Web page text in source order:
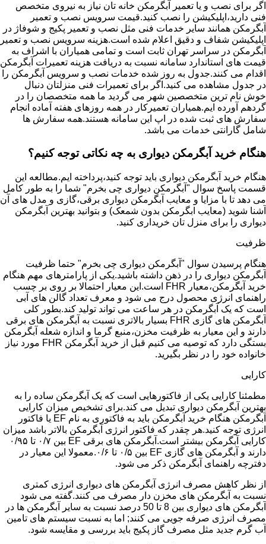
اگر برای نصب و یا تعمیر آبگرمکن خانه تان نیاز به نیروی متخصص
فنی دارید،اپلیکیشن را نصب کنید.قیمت سرویس نصب و تعمیر
آبگرمکن همانند سایر خدمات فنی مثل نصب و تعمیر پکیج و شوفاژ در
اپلیکیشن شفاف و دقیق اعلام شده است.هزینه سرویس نصب و تعمیر
آبگرمکن در سراسر تهران ثابت است و تمامی همیاران با اشراف به
قیمت های استاندارد سامانه نسبت به دریافت هزینه تعمیرات آبگرمکن
اقدام می کنند.جدول به روز شده خدمات نصب و سرویس آبگرمکن را
در جدول مشاهده می کنید.اگر برای تعمیرات فنی منزلتان دنبال
خوش نام ترین متخصصین شهر می گردید ما همه متخصصان را در
گردهم آورده ایم.همیاران تعمیرکار در همه روزهای هفته آماده انجام
سفارش های ثبت شده در اپ این سامانه هستند.همه سفارش ها
شامل گارانتی خدمات می باشد.
هنگام خرید آبگرمکن دیواری به چه نکاتی توجه کنیم؟
هنگام خرید آبگرمکن دیواری باید توجه کنید،پرداخته ایم.مطالعه این
قسمت پاسخ سوال "آبگرمکن دیواری چی بخرم" شما را به طور کامل
می دهد تا با مزایا و معایب آبگرمکن دیواری برقی،گازی و مدل های آن
آشنا شوید (معایب ابگرمکن بدون شمعک) و بتوانید بهترین آبگرمکن
دیواری را برای منزل تان خریداری کنید.
ظرفیت
هنگام پرسیدن سوال "آبگرمکن دیواری چی بخرم" حتما ظرفیت
آبگرمکن دیواری را در ذهن داشته باشید.یکی از پارامترهای مهم هنگام
خرید آبگرمکن،معیار FHR است.این معیار احتمالا بر روی بر چسب
راهنمای انرژی محصول درج می شود و معرف تعداد گالن های آبی
است که یک آبگرمکن در هر ساعت می تواند تولید کند.بطور کلی
آبگرمکن های گازی FHR بسیار بالاتری نسبت به آبگرمکن های برقی
دارند و این معیار به ظرفیت مخزن،منبع گرما و اندازه شعله آبگرمکن
بستگی دارد که توصیه می کنیم قبل از خرید آبگرمکن FHR مورد نیاز
خانواده خود را در نظر بگیرید.
کارایی
مطمئنا کارایی یکی از فاکتورهایی است که یک آبگرمکن ساده را به
بهترین آبگرمکن دیواری تبدیل می کند.برای تشخیص میزان کارایی
آبگرمکن هنگام خرید آبگرمکن باید به فاکتوری به نام EF یا فاکتور
انرژی توجه کنید.هر چقدر که فاکتور انرژی آبگرمکن بالاتر باشد میزان
کارایی آبگرمکن بیشتر است.آبگرمکن های برقی EF بین ۰/۷ تا ۰/۹۵
دارند و آبگرمکن های گازی EF بین ۰/۵ تا ۰/۶.معمولا این معیار در
دفترچه راهنمای آبگرمکن ذکر می شود.
از نظر کاهش مصرف انرژی آبگرمکن های دیواری انرژی کمتری
نسبت به آبگرمکن های مخزن دار مصرف می کنند.گفته می شود
آبگرمکن های دیواری بین 8 تا 50 درصد نسبت به سایر آبگرمکن ها در
مصرف انرژی صرفه جویی می کنند; اما به نسبت سیستم های تامین
آب گرم جدید مثل مصرف گاز پکیج باید بررسی و مقایسه شود.